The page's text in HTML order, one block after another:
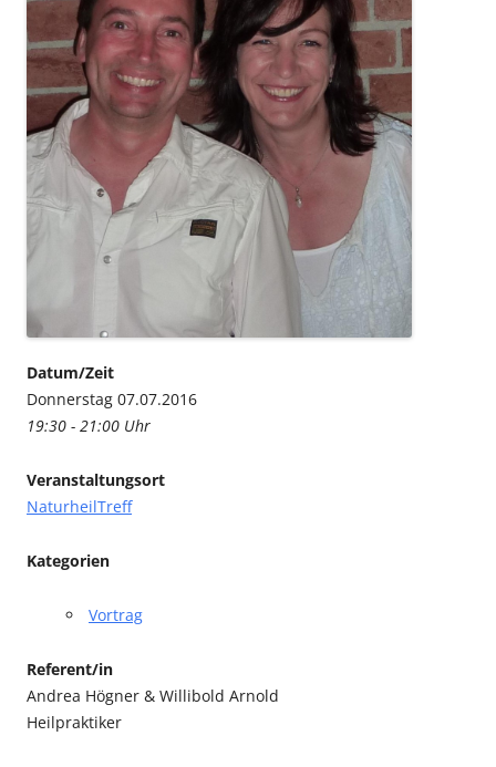
Datum/Zeit
Donnerstag 07.07.2016
19:30 - 21:00 Uhr
Veranstaltungsort
NaturheilTreff
Kategorien
Vortrag
Referent/in
Andrea Högner & Willibold Arnold
Heilpraktiker